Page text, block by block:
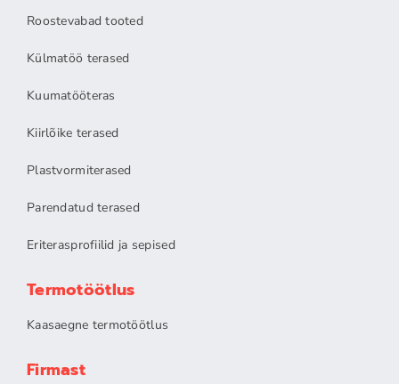
Roostevabad tooted
Külmatöö terased
Kuumatööteras
Kiirlõike terased
Plastvormiterased
Parendatud terased
Eriterasprofiilid ja sepised
Termotöötlus
Kaasaegne termotöötlus
Firmast